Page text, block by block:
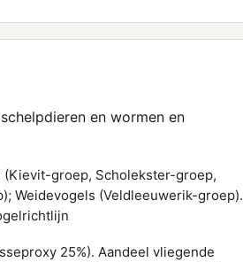
en wormen en
groep, Scholekster-groep,
Weidevogels (Veldleeuwerik-groep).
25%). Aandeel vliegende